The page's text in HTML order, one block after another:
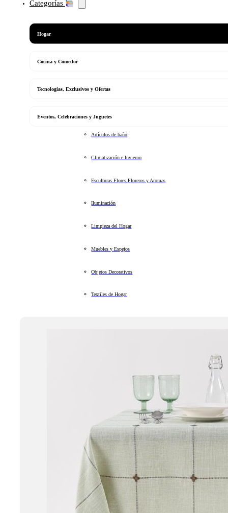
Categorías
Hogar
Cocina y Comedor
Tecnologias, Exclusivos y Ofertas
Eventos, Celebraciones y Juguetes
Artículos de baño
Climatización e Invierno
Esculturas Flores Floreros y Aromas
Iluminación
Limpieza del Hogar
Muebles y Espejos
Objetos Decorativos
Textiles de Hogar